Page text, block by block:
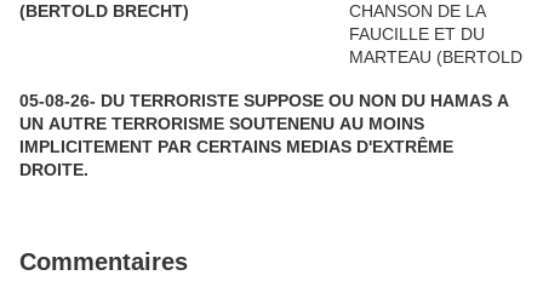
(BERTOLD BRECHT)
05-08-26- DU TERRORISTE SUPPOSE OU NON DU HAMAS A
UN AUTRE TERRORISME SOUTENENU AU MOINS
IMPLICITEMENT PAR CERTAINS MEDIAS D'EXTRÊME
DROITE.
Commentaires